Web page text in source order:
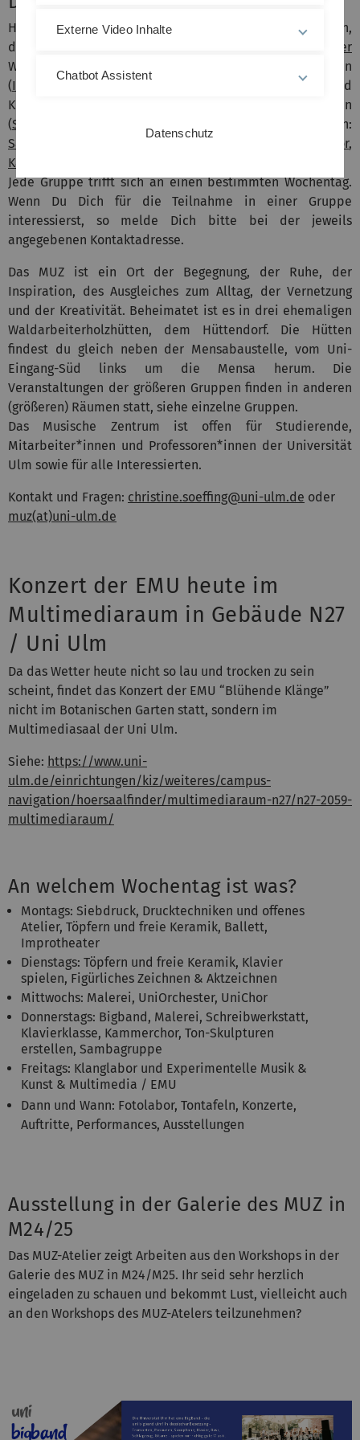
Hier im Musischen Zentrum kannst du malen, zeichnen,
drucken, bildhauern (
Tonatelier
Wiblingen), Fotos entwickeln (
), Theater spielen
(ImproTheater
tanzen, experimentelle Musik und
Kunst machen (
), schreiben
(Schreibwerkstatt
) oder/und dich musikalisch betätigen:
Samba
Kammerchor,
Kammerorchester
Jede Gruppe trifft sich an einen bestimmten Wochentag.
Wenn Du Dich für die Teilnahme in einer Gruppe
interessierst, so melde Dich bitte bei der jeweils
angegebenen Kontaktadresse.
Das MUZ ist ein Ort der Begegnung, der Ruhe, der
Inspiration, des Ausgleiches zum Alltag, der Vernetzung
und der Kreativität. Beheimatet ist es in drei ehemaligen
Waldarbeiterholzhütten, dem Hüttendorf. Die Hütten
findest du gleich neben der Mensabaustelle, vom Uni-
Eingang-Süd links um die Mensa herum. Die
Veranstaltungen der größeren Gruppen finden in anderen
(größeren) Räumen statt, siehe einzelne Gruppen.
Das Musische Zentrum ist offen für Studierende,
Mitarbeiter*innen und Professoren*innen der Universität
Ulm sowie für alle Interessierten.
Kontakt und Fragen: christine.soeffing@uni-ulm.de oder
muz(at)uni-ulm.de
Konzert der EMU heute im
Multimediaraum in Gebäude N27
/ Uni Ulm
Da das Wetter heute nicht so lau und trocken zu sein
scheint, findet das Konzert der EMU “Blühende Klänge”
nicht im Botanischen Garten statt, sondern im
Multimediasaal der Uni Ulm.
Siehe: https://www.uni-
ulm.de/einrichtungen/kiz/weiteres/campus-
navigation/hoersaalfinder/multimediaraum-n27/n27-2059-
multimediaraum/
An welchem Wochentag ist was?
Montags: Siebdruck, Drucktechniken und offenes
Atelier, Töpfern und freie Keramik, Ballett,
Improtheater
Dienstags: Töpfern und freie Keramik, Klavier
spielen, Figürliches Zeichnen & Aktzeichnen
Mittwochs: Malerei, UniOrchester, UniChor
Donnerstags: Bigband, Malerei, Schreibwerkstatt,
Klavierklasse, Kammerchor, Ton-Skulpturen
erstellen, Sambagruppe
Freitags: Klanglabor und Experimentelle Musik &
Kunst & Multimedia / EMU
Dann und Wann: Fotolabor, Tontafeln, Konzerte,
Auftritte, Performances, Ausstellungen
Ausstellung in der Galerie des MUZ in
M24/25
Das MUZ-Atelier zeigt Arbeiten aus den Workshops in der
Galerie des MUZ in M24/M25. Ihr seid sehr herzlich
eingeladen zu schauen und bekommt Lust, vielleicht auch
an den Workshops des MUZ-Atelers teilzunehmen?
Externe Video Inhalte
Chatbot Assistent
Datenschutz